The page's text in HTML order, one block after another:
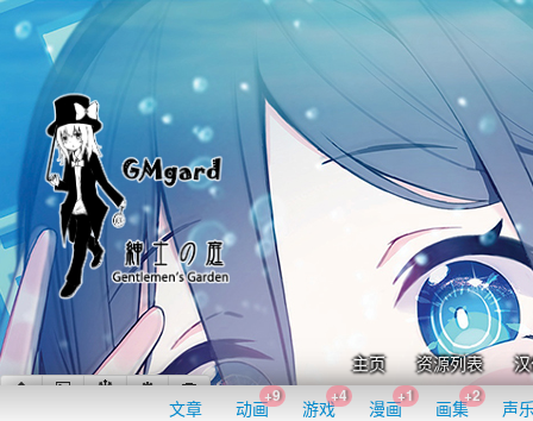
主页 资源列表
文章 动画
+9
游戏
+4
漫画
+1
画集
+2
声